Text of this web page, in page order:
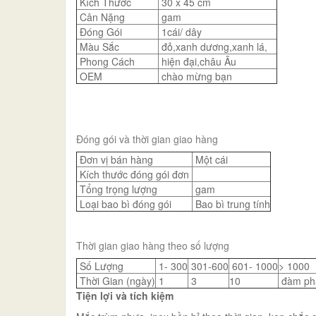
Cân Nặng
gam
Đóng Gói
1cái/ dây
Màu Sắc
đỏ,xanh dương,xanh lá,
Phong Cách
hiện đại,châu Âu
OEM
chào mừng bạn
Đóng gói và thời gian giao hàng
Đơn vị bán hàng
Một cái
Kích thước đóng gói đơn
Tổng trọng lượng
gam
Loại bao bì đóng gói
Bao bì trung tính
Thời gian giao hàng theo số lượng
Số Lượng
1- 300 301-600 601- 1000> 1000
Thời Gian (ngày) 1 3 10
đàm
Tiện lợi và tích kiệm